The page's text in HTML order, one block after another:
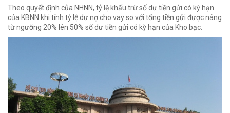
Theo quyết định của NHNN, tỷ lệ khấu trừ số dư tiền gửi có kỳ hạn
của KBNN khi tính tỷ lệ dư nợ cho vay so với tổng tiền gửi được nâng
từ ngưỡng 20% lên 50% số dư tiền gửi có kỳ hạn của Kho bạc.